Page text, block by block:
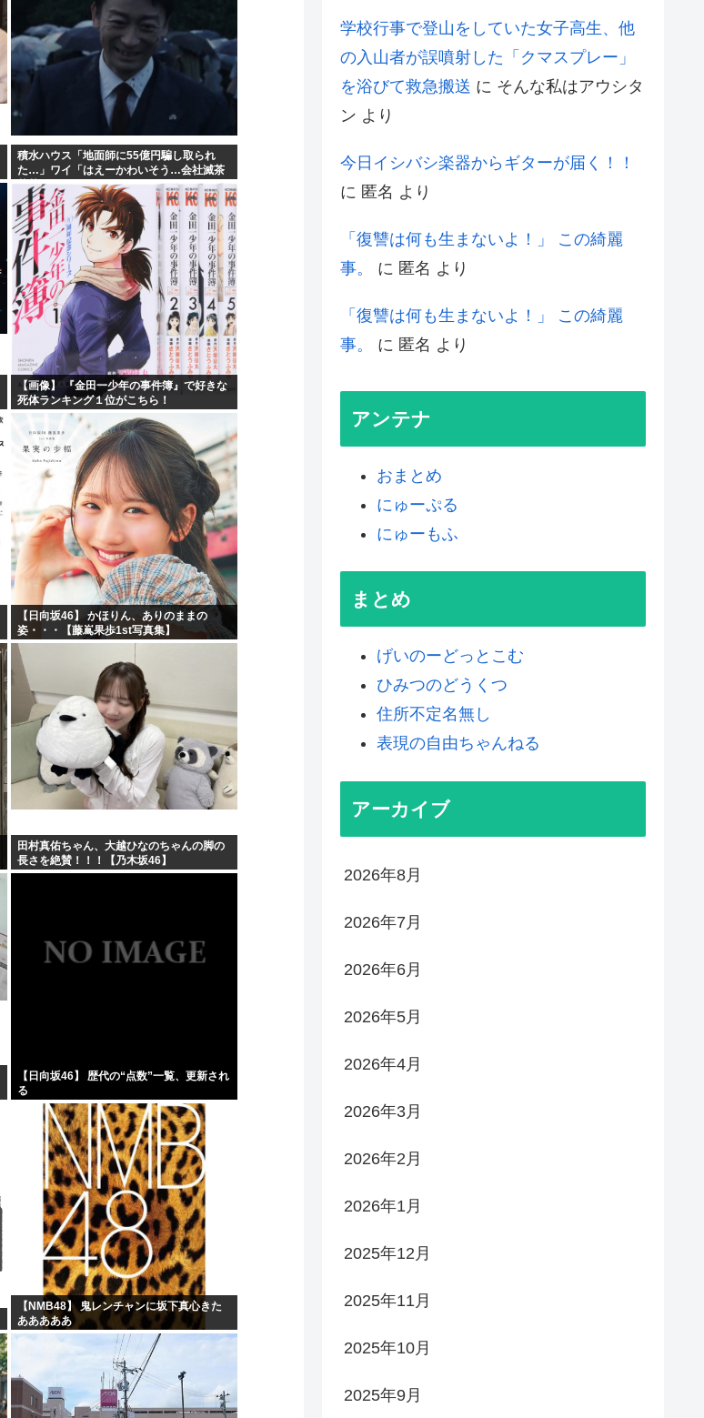
積水ハウス「地面師に55億円騙し取られ
た…」ワイ「はえーかわいそう…会社滅茶
苦茶やろなぁ」→
【画像】 『金田一少年の事件簿』で好きな
死体ランキング１位がこちら！
【日向坂46】 かほりん、ありのままの
姿・・・【藤嶌果歩1st写真集】
田村真佑ちゃん、大越ひなのちゃんの脚の
長さを絶賛！！！【乃木坂46】
【日向坂46】 歴代の“点数”一覧、更新され
る
【NMB48】 鬼レンチャンに坂下真心きた
あああああ
学校行事で登山をしていた女子高生、他
の入山者が誤噴射した「クマスプレー」
を浴びて救急搬送 に そんな私はアウシタ
ン より
今日イシバシ楽器からギターが届く！！
に 匿名 より
「復讐は何も生まないよ！」 この綺麗
事。
に 匿名 より
「復讐は何も生まないよ！」 この綺麗
事。
に 匿名 より
アンテナ
おまとめ
にゅーぷる
にゅーもふ
まとめ
げいのーどっとこむ
ひみつのどうくつ
住所不定名無し
表現の自由ちゃんねる
アーカイブ
2026年8月
2026年7月
2026年6月
2026年5月
2026年4月
2026年3月
2026年2月
2026年1月
2025年12月
2025年11月
2025年10月
2025年9月